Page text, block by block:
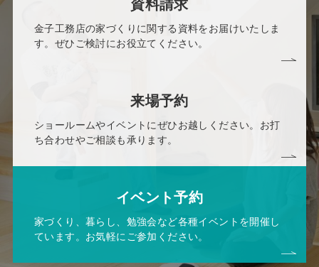
金子工務店の家づくりに関する資料をお届けいたしま
す。ぜひご検討にお役立てください。
来場予約
ショールームやイベントにぜひお越しください。お打
ち合わせやご相談も承ります。
イベント予約
家づくり、暮らし、勉強会など各種イベントを開催し
ています。お気軽にご参加ください。